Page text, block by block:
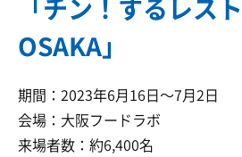
「チン！するレス
OSAKA」
期間：2023年6月16日～7月2日
会場：大阪フードラボ
来場者数：約6,400名